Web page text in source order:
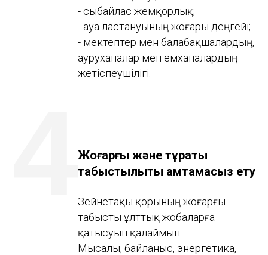
- сыбайлас жемқорлық;
- ауа ластануының жоғары деңгейі;
- мектептер мен балабақшалардың,
ауруханалар мен емханалардың
жетіспеушілігі.
Жоғарғы және тұрақты
табыстылықты қамтамасыз ету
Зейнетақы қорының жоғарғы
табысты ұлттық жобаларға
қатысуын қалаймын.
Мысалы, байланыс, энергетика,
4